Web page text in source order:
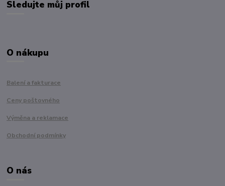
Sledujte můj profil
O nákupu
Balení a fakturace
Ceny poštovného
Výměna a reklamace
Obchodní podmínky
O nás